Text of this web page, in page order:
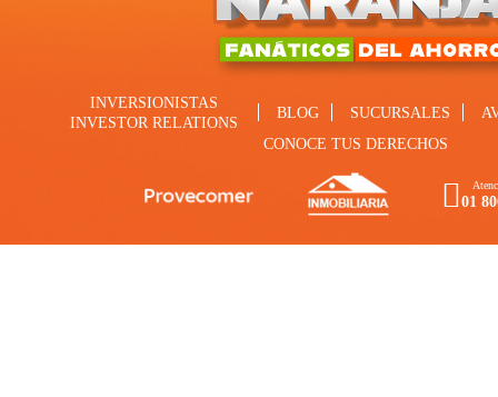
INVERSIONISTAS
INVESTOR RELATIONS
BLOG SUCURSALES
CONOCE TUS DERECHOS
01